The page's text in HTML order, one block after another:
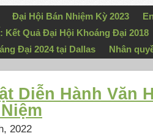
Đại Hội Bán Nhiệm Kỳ 2023
Kết Quả Đại Hội Khoáng Đại 2018
Đại 2024 tại Dallas Nhân
Diễn Hành Văn
2022